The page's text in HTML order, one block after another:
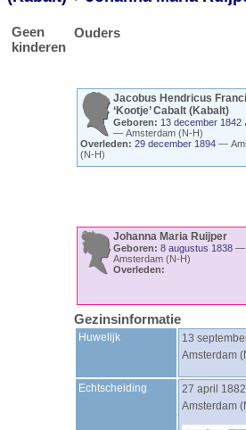
Geen
kinderen
Ouders
Jacobus Hendricus
‘Kootje’Cabalt (Kabalt)
Geboren: 13 december 1842
— Amsterdam (N-H)
Overleden: 29 december 1894 —
(N-H)
Johanna Maria Ruijper
Geboren: 8 augustus 1838 —
Amsterdam (N-H)
Overleden:
Gezinsinformatie
Huwelijk
13
Amsterdam
Echtscheiding
27 april 1882
Amsterdam